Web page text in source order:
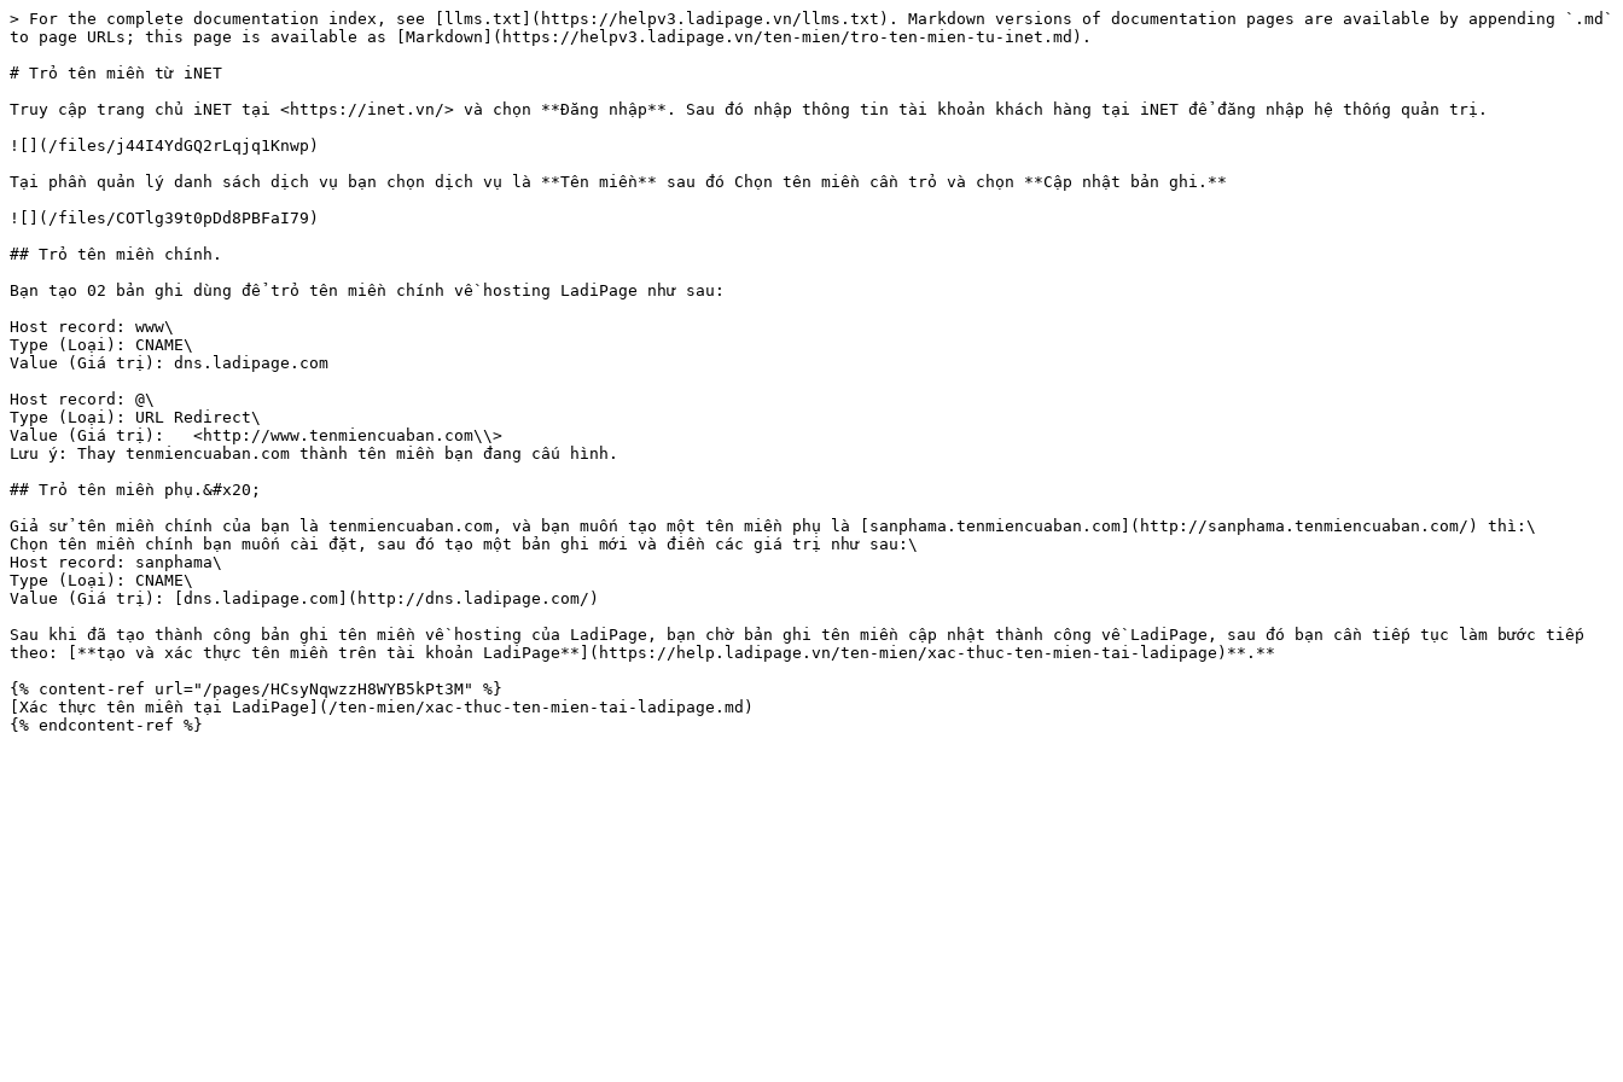
> For the complete documentation index, see [llms.txt](https://helpv3.ladipage.vn/llms.txt). Markdown versions of documentation pages are available by appending `.md`
to page URLs; this page is available as [Markdown](https://helpv3.ladipage.vn/ten-mien/tro-ten-mien-tu-inet.md).
# Trỏ tên miền từ iNET
Truy cập trang chủ iNET tại <https://inet.vn/> và chọn **Đăng nhập**. Sau đó nhập thông tin tài khoản khách hàng tại iNET để đăng nhập hệ thống quản trị.
![](/files/j44I4YdGQ2rLqjq1Knwp)
Tại phần quản lý danh sách dịch vụ bạn chọn dịch vụ là **Tên miền** sau đó Chọn tên miền cần trỏ và chọn **Cập nhật bản ghi.**
![](/files/COTlg39t0pDd8PBFaI79)
## Trỏ tên miền chính.
Bạn tạo 02 bản ghi dùng để trỏ tên miền chính về hosting LadiPage như sau:
Host record: www\
Type (Loại): CNAME\
Value (Giá trị): dns.ladipage.com
Host record: @\
Type (Loại): URL Redirect\
Value (Giá trị):   <http://www.tenmiencuaban.com\\>
Lưu ý: Thay tenmiencuaban.com thành tên miền bạn đang cấu hình.
## Trỏ tên miền phụ.&#x20;
Giả sử tên miền chính của bạn là tenmiencuaban.com, và bạn muốn tạo một tên miền phụ là [sanphama.tenmiencuaban.com](http://sanphama.tenmiencuaban.com/) thì:\
Chọn tên miền chính bạn muốn cài đặt, sau đó tạo một bản ghi mới và điền các giá trị như sau:\
Host record: sanphama\
Type (Loại): CNAME\
Value (Giá trị): [dns.ladipage.com](http://dns.ladipage.com/)
Sau khi đã tạo thành công bản ghi tên miền về hosting của LadiPage, bạn chờ bản ghi tên miền cập nhật thành công về LadiPage, sau đó bạn cần tiếp tục làm bước tiếp
theo: [**tạo và xác thực tên miền trên tài khoản LadiPage**](https://help.ladipage.vn/ten-mien/xac-thuc-ten-mien-tai-ladipage)**.**
{% content-ref url="/pages/HCsyNqwzzH8WYB5kPt3M" %}
[Xác thực tên miền tại LadiPage](/ten-mien/xac-thuc-ten-mien-tai-ladipage.md)